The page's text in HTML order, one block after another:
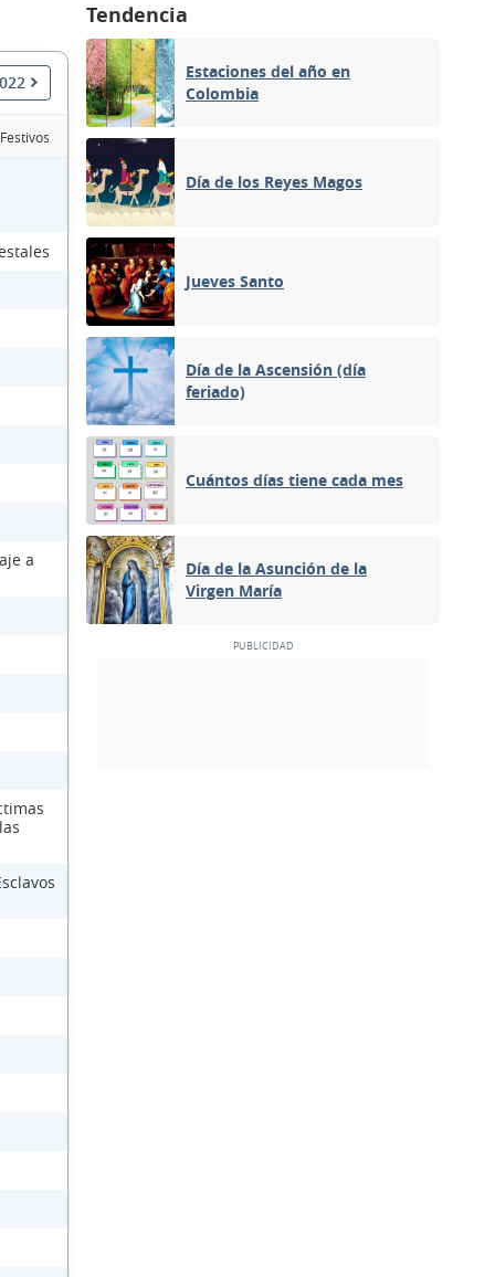
a
Tendencia
Estaciones del año en
Colombia
Día de los Reyes Magos
Jueves Santo
Día de la Ascensión (día
feriado)
Cuántos días tiene cada mes
Día de la Asunción de la
Virgen María